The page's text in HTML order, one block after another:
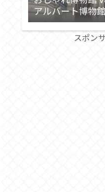
アルバート博物
スポン